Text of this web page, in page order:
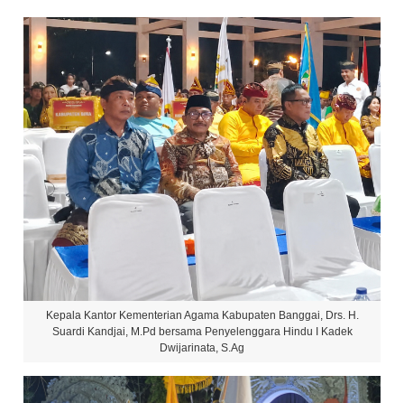
Kepala Kantor Kementerian Agama Kabupaten Banggai, Drs. H.
Suardi Kandjai, M.Pd bersama Penyelenggara Hindu I Kadek
Dwijarinata, S.Ag